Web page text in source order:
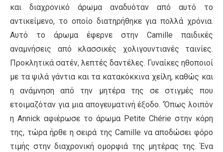
και διαχρονικό άρωμα αναδυόταν από αυτό το
αντικείμενο, το οποίο διατηρήθηκε για πολλά χρόνια.
Αυτό το άρωμα έφερνε στην Camille παιδικές
αναμνήσεις από κλασσικές χολιγουντιανές ταινίες.
Προκλητικά σατέν, λεπτές δαντέλες. Γυναίκες ηθοποιοί
με τα ψιλά γάντια και τα κατακόκκινα χείλη, καθώς και
η ανάμνηση από την μητέρα της σε στιγμές που
ετοιμαζόταν για μια απογευματινή έξοδο. ‘Όπως λοιπόν
η Annick αφιέρωσε το άρωμα Petite Chérie στην κόρη
της, τώρα ήρθε η σειρά της Camille να αποδώσει φόρο
τιμής στην διαχρονική ομορφιά της μητέρας της. Ένα